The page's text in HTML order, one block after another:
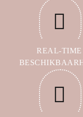
REAL-TIME